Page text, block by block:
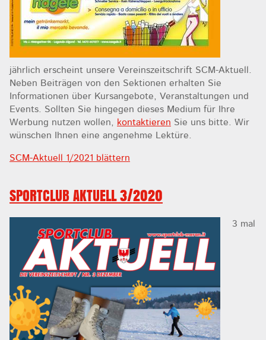
jährlich erscheint unsere Vereinszeitschrift SCM-Aktuell.
Neben Beiträgen von den Sektionen erhalten Sie
Informationen über Kursangebote, Veranstaltungen und
Events. Sollten Sie hingegen dieses Medium für Ihre
Werbung nutzen wollen,
kontaktieren Sie uns bitte. Wir
wünschen Ihnen eine angenehme Lektüre.
SCM-Aktuell 1/2021 blättern
SPORTCLUB AKTUELL 3/2020
3 mal